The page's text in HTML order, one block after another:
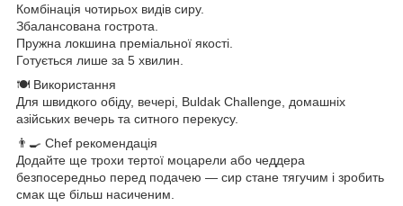
Комбінація чотирьох видів сиру.
Збалансована гострота.
Пружна локшина преміальної якості.
Готується лише за 5 хвилин.
🍽 Використання
Для швидкого обіду, вечері, Buldak Challenge, домашніх
азійських вечерь та ситного перекусу.
👨‍🍳 Chef рекомендація
Додайте ще трохи тертої моцарели або чеддера
безпосередньо перед подачею — сир стане тягучим і зробить
смак ще більш насиченим.